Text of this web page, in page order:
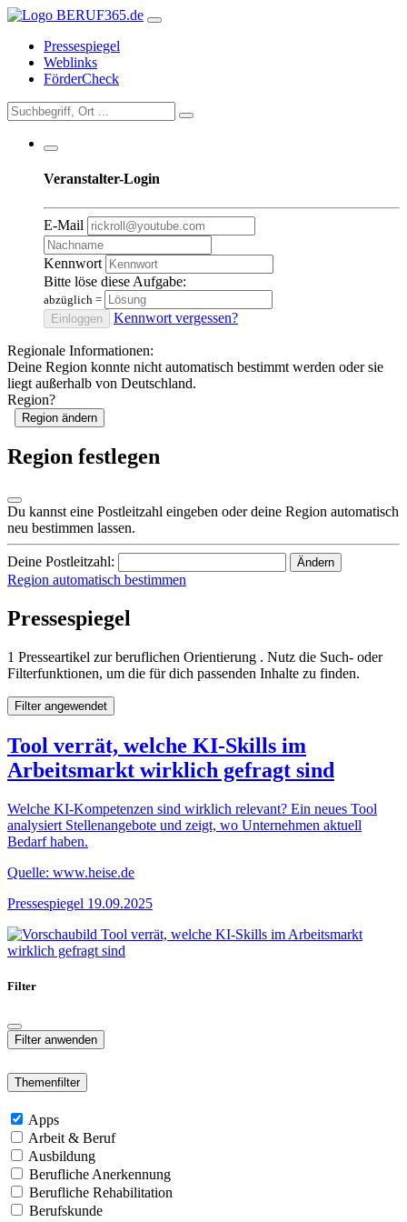
Pressespiegel
Weblinks
FörderCheck
Veranstalter-Login
E-Mail
Kennwort
Bitte löse diese Aufgabe:
abzüglich =
Einloggen
Kennwort vergessen?
Regionale Informationen:
Deine Region konnte nicht automatisch bestimmt werden oder sie
liegt außerhalb von Deutschland.
Region?
Region ändern
Region festlegen
Du kannst eine Postleitzahl eingeben oder deine Region automatisch
neu bestimmen lassen.
Deine Postleitzahl: Ändern
Region automatisch bestimmen
Pressespiegel
1 Presseartikel zur beruflichen Orientierung . Nutz die Such- oder
Filterfunktionen, um die für dich passenden Inhalte zu finden.
Filter angewendet
Tool verrät, welche KI-Skills im
Arbeitsmarkt wirklich gefragt sind
Welche KI-Kompetenzen sind wirklich relevant? Ein neues Tool
analysiert Stellenangebote und zeigt, wo Unternehmen aktuell
Bedarf haben.
Quelle: www.heise.de
Pressespiegel 19.09.2025
Filter
Themenfilter
Apps
Arbeit & Beruf
Ausbildung
Berufliche Anerkennung
Berufliche Rehabilitation
Berufskunde